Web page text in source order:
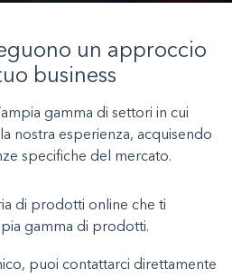
un approccio
business
gamma di settori in cui
nostra esperienza, acquisendo
specifiche del mercato.
di prodotti online che ti
gamma di prodotti.
puoi contattarci direttamente